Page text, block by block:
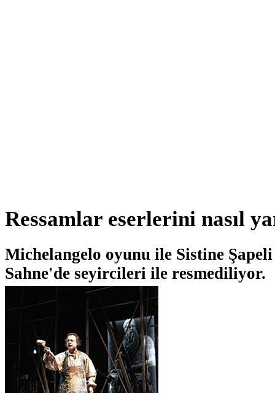
Ressamlar eserlerini nasıl
Michelangelo oyunu ile Sistine
Sahne'de seyircileri ile resmediliyor.